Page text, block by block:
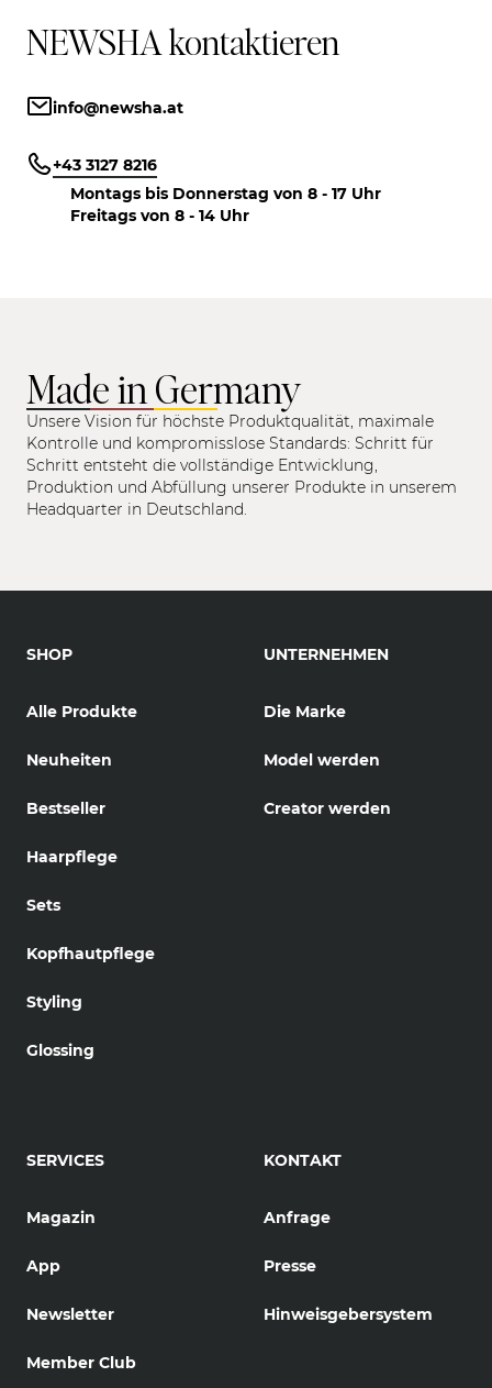
NEWSHA kontaktieren
info@newsha.at
+43 3127 8216
Montags bis Donnerstag von 8 - 17 Uhr
Freitags von 8 - 14 Uhr
Made in Germany
Unsere Vision für höchste Produktqualität, maximale
Kontrolle und kompromisslose Standards: Schritt für
Schritt entsteht die vollständige Entwicklung,
Produktion und Abfüllung unserer Produkte in unserem
Headquarter in Deutschland.
SHOP
Alle Produkte
Neuheiten
Bestseller
Haarpflege
Sets
Kopfhautpflege
Styling
Glossing
UNTERNEHMEN
Die Marke
Model werden
Creator werden
SERVICES
Magazin
App
Newsletter
Member Club
KONTAKT
Anfrage
Presse
Hinweisgebersystem